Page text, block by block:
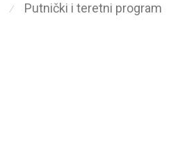
⁄ Putnički i teretni program